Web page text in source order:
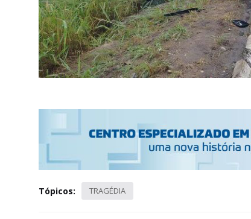
Tópicos: TRAGÉDIA